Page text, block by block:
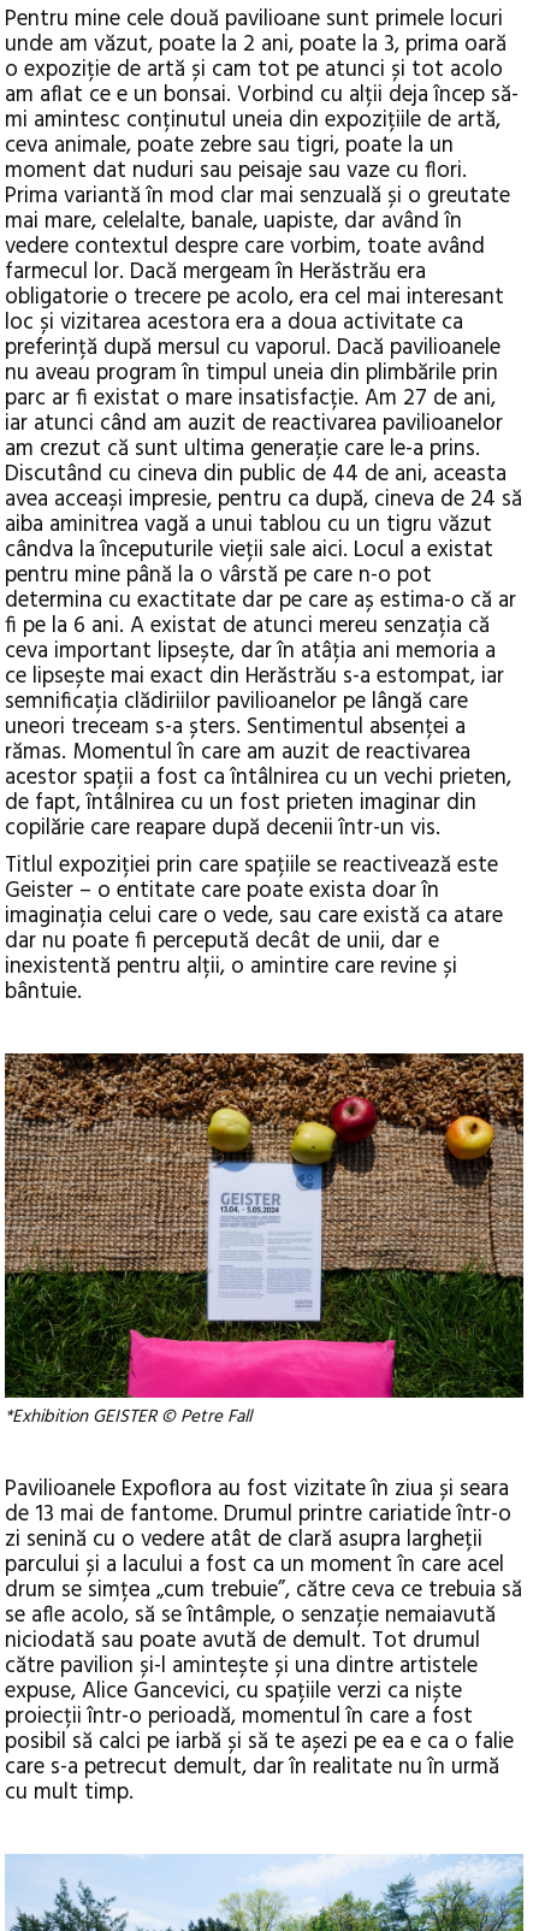
Pentru mine cele două pavilioane sunt primele locuri
unde am văzut, poate la 2 ani, poate la 3, prima oară
o expoziție de artă și cam tot pe atunci și tot acolo
am aflat ce e un bonsai. Vorbind cu alții deja încep să-
mi amintesc conținutul uneia din expozițiile de artă,
ceva animale, poate zebre sau tigri, poate la un
moment dat nuduri sau peisaje sau vaze cu flori.
Prima variantă în mod clar mai senzuală și o greutate
mai mare, celelalte, banale, uapiste, dar având în
vedere contextul despre care vorbim, toate având
farmecul lor. Dacă mergeam în Herăstrău era
obligatorie o trecere pe acolo, era cel mai interesant
loc și vizitarea acestora era a doua activitate ca
preferință după mersul cu vaporul. Dacă pavilioanele
nu aveau program în timpul uneia din plimbările prin
parc ar fi existat o mare insatisfacție. Am 27 de ani,
iar atunci când am auzit de reactivarea pavilioanelor
am crezut că sunt ultima generație care le-a prins.
Discutând cu cineva din public de 44 de ani, aceasta
avea acceași impresie, pentru ca după, cineva de 24 să
aiba aminitrea vagă a unui tablou cu un tigru văzut
cândva la începuturile vieții sale aici. Locul a existat
pentru mine până la o vârstă pe care n-o pot
determina cu exactitate dar pe care aș estima-o că ar
fi pe la 6 ani. A existat de atunci mereu senzația că
ceva important lipsește, dar în atâția ani memoria a
ce lipsește mai exact din Herăstrău s-a estompat, iar
semnificația clădiriilor pavilioanelor pe lângă care
uneori treceam s-a șters. Sentimentul absenței a
rămas. Momentul în care am auzit de reactivarea
acestor spații a fost ca întâlnirea cu un vechi prieten,
de fapt, întâlnirea cu un fost prieten imaginar din
copilărie care reapare după decenii într-un vis.
Titlul expoziției prin care spațiile se reactivează este
Geister – o entitate care poate exista doar în
imaginația celui care o vede, sau care există ca atare
dar nu poate fi percepută decât de unii, dar e
inexistentă pentru alții, o amintire care revine și
bântuie.
*Exhibition GEISTER © Petre Fall
Pavilioanele Expoflora au fost vizitate în ziua și seara
de 13 mai de fantome. Drumul printre cariatide într-o
zi senină cu o vedere atât de clară asupra largheții
parcului și a lacului a fost ca un moment în care acel
drum se simțea „cum trebuie”, către ceva ce trebuia să
se afle acolo, să se întâmple, o senzație nemaiavută
niciodată sau poate avută de demult. Tot drumul
către pavilion și-l amintește și una dintre artistele
expuse, Alice Gancevici, cu spațiile verzi ca niște
proiecții într-o perioadă, momentul în care a fost
posibil să calci pe iarbă și să te așezi pe ea e ca o falie
care s-a petrecut demult, dar în realitate nu în urmă
cu mult timp.